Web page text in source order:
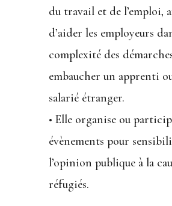
du travail et de l’emploi,
d’aider les employeurs
complexité des
embaucher un apprenti
salarié étranger.
• Elle organise ou
évènements pour
l’opinion publique à la
réfugiés.